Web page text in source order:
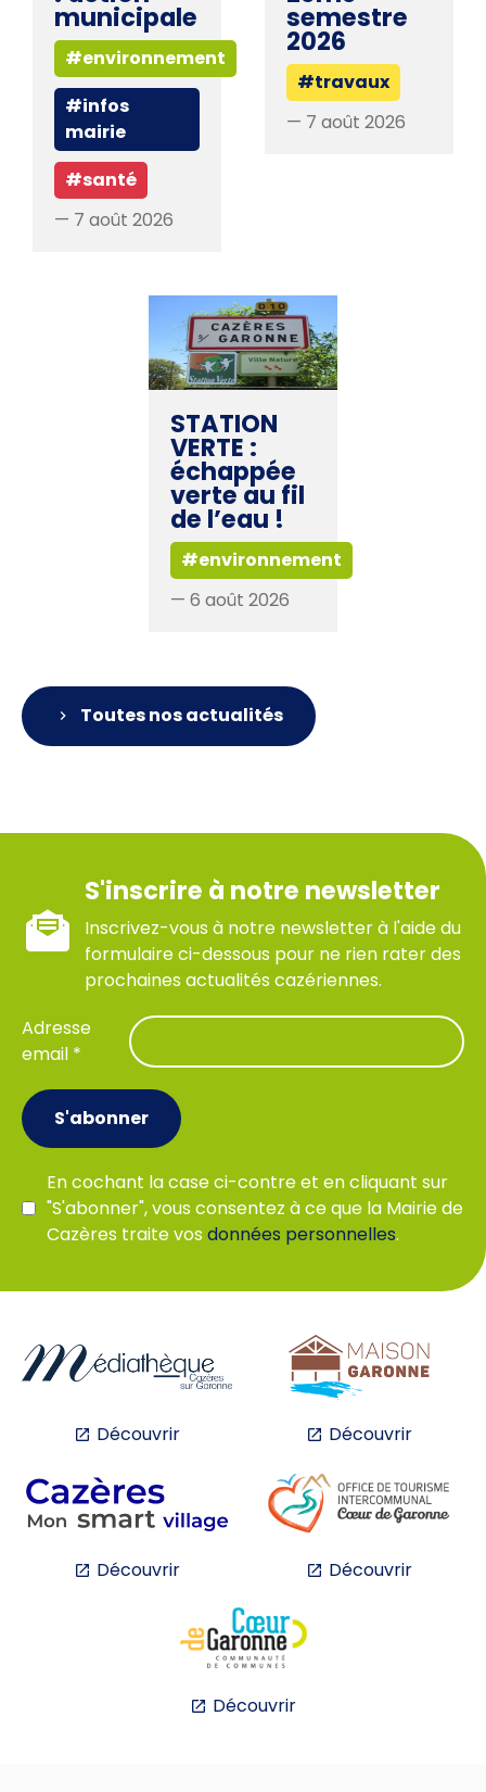
municipale
#environnement
#infos
mairie
#santé
— 7 août 2026
semestre
2026
#travaux
— 7 août 2026
STATION
VERTE :
échappée
verte au fil
de l’eau !
#environnement
— 6 août 2026
Toutes nos actualités
S'inscrire à notre newsletter
Inscrivez-vous à notre newsletter à l'aide du
formulaire ci-dessous pour ne rien rater des
prochaines actualités cazériennes.
Adresse
email *
En cochant la case ci-contre et en cliquant sur
"S'abonner", vous consentez à ce que la Mairie de
Cazères traite vosdonnées personnelles.
S'abonner
Découvrir Découvrir
Découvrir Découvrir
Découvrir